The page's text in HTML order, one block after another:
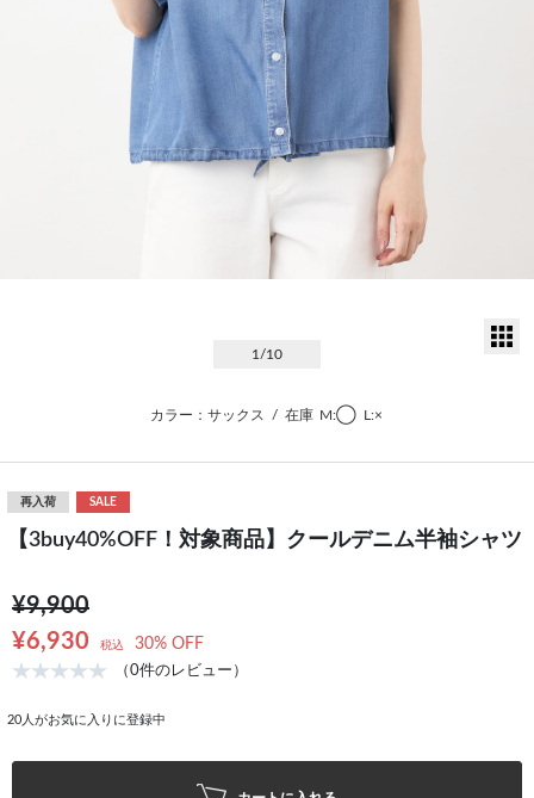
1 /10
カラー：サックス / 在庫 M:◯ L:×
再入荷 SALE
【3buy40%OFF！対象商品】クールデニム半袖シャツ
¥9,900
¥6,930
税込 30% OFF
（0件のレビュー）
20 人がお気に入りに登録中